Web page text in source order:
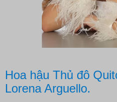
Hoa hậu Thủ đô
Lorena Arguello.